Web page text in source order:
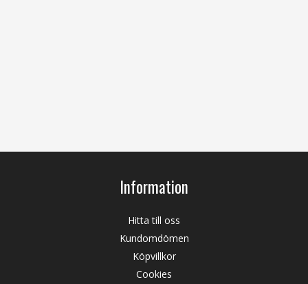
Information
Hitta till oss
Kundomdömen
Köpvillkor
Cookies